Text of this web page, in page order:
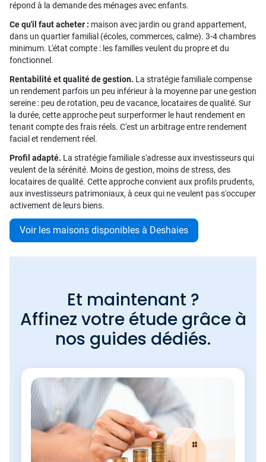
répond à la demande des ménages avec enfants.
Ce qu'il faut acheter : maison avec jardin ou grand appartement,
dans un quartier familial (écoles, commerces, calme). 3-4 chambres
minimum. L'état compte : les familles veulent du propre et du
fonctionnel.
Rentabilité et qualité de gestion. La stratégie familiale compense
un rendement parfois un peu inférieur à la moyenne par une gestion
sereine : peu de rotation, peu de vacance, locataires de qualité. Sur
la durée, cette approche peut surperformer le haut rendement en
tenant compte des frais réels. C'est un arbitrage entre rendement
facial et rendement réel.
Profil adapté. La stratégie familiale s'adresse aux investisseurs qui
veulent de la sérénité. Moins de gestion, moins de stress, des
locataires de qualité. Cette approche convient aux profils prudents,
aux investisseurs patrimoniaux, à ceux qui ne veulent pas s'occuper
activement de leurs biens.
Voir les maisons disponibles à Deshaies
Et maintenant ?
Affinez votre étude grâce à
nos guides dédiés.